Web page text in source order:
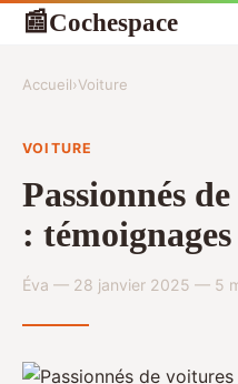
📰Cochespace
Accueil›Voiture
VOITURE
Passionnés
:
Éva — 28 janvier 2025 — 5